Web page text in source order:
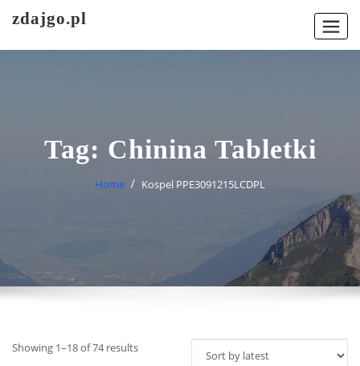
zdajgo.pl
Tag: Chinina Tabletki
Home Kospel PPE3091215LCDPL
Showing 1–18 of 74 results